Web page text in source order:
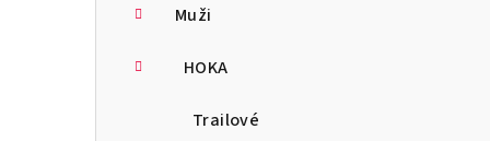
Muži
HOKA
Trailové